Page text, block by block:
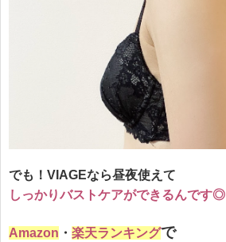
でも！VIAGEなら昼夜使えて
しっかりバストケアができるんです◎
Amazon ・ 楽天ランキングで